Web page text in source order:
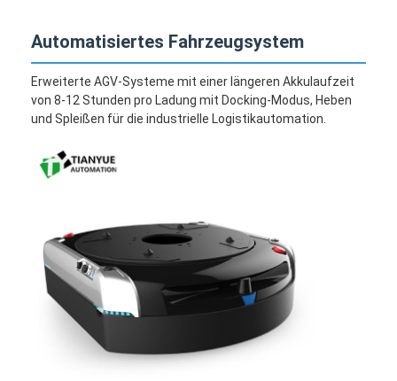
Automatisiertes Fahrzeugsystem
Erweiterte AGV-Systeme mit einer längeren Akkulaufzeit
von 8-12 Stunden pro Ladung mit Docking-Modus, Heben
und Spleißen für die industrielle Logistikautomation.